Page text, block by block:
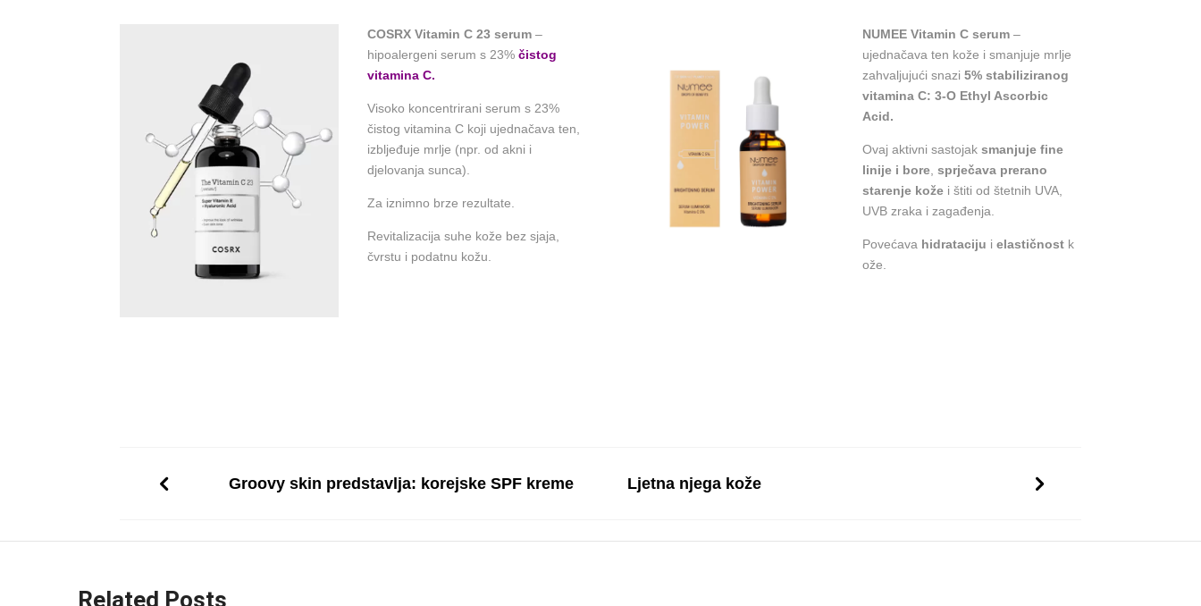
COSRX Vitamin C 23 serum –
hipoalergeni serum s 23%čistog
vitamina C.
Visoko koncentrirani serum s 23%
čistog vitamina C koji ujednačava ten,
izbljeđuje mrlje (npr. od akni i
djelovanja sunca).
Za iznimno brze rezultate.
Revitalizacija suhe kože bez sjaja,
čvrstu i podatnu kožu.
NUMEE Vitamin C serum –
ujednačava ten kože i smanjuje mrlje
zahvaljujući snazi ​​5% stabiliziranog
vitamina C: 3-O Ethyl Ascorbic
Acid.
Ovaj aktivni sastojak smanjuje fine
linije i bore, sprječava prerano
starenje kože i štiti od štetnih UVA,
UVB zraka i zagađenja.
Povećava hidrataciju i elastičnost k
ože.
Groovy skin predstavlja: korejske SPF kreme Ljetna njega kože
Related Posts